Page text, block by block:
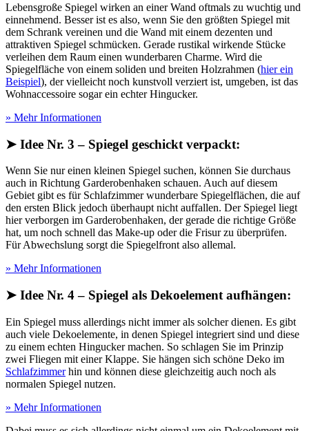
Lebensgroße Spiegel wirken an einer Wand oftmals zu wuchtig und
einnehmend. Besser ist es also, wenn Sie den größten Spiegel mit
dem Schrank vereinen und die Wand mit einem dezenten und
attraktiven Spiegel schmücken. Gerade rustikal wirkende Stücke
verleihen dem Raum einen wunderbaren Charme. Wird die
Spiegelfläche von einem soliden und breiten Holzrahmen (hier ein
Beispiel), der vielleicht noch kunstvoll verziert ist, umgeben, ist das
Wohnaccessoire sogar ein echter Hingucker.
» Mehr Informationen
➤ Idee Nr. 3 – Spiegel geschickt verpackt:
Wenn Sie nur einen kleinen Spiegel suchen, können Sie durchaus
auch in Richtung Garderobenhaken schauen. Auch auf diesem
Gebiet gibt es für Schlafzimmer wunderbare Spiegelflächen, die auf
den ersten Blick jedoch überhaupt nicht auffallen. Der Spiegel liegt
hier verborgen im Garderobenhaken, der gerade die richtige Größe
hat, um noch schnell das Make-up oder die Frisur zu überprüfen.
Für Abwechslung sorgt die Spiegelfront also allemal.
» Mehr Informationen
➤ Idee Nr. 4 – Spiegel als Dekoelement aufhängen:
Ein Spiegel muss allerdings nicht immer als solcher dienen. Es gibt
auch viele Dekoelemente, in denen Spiegel integriert sind und diese
zu einem echten Hingucker machen. So schlagen Sie im Prinzip
zwei Fliegen mit einer Klappe. Sie hängen sich schöne Deko im
Schlafzimmerhin und können diese gleichzeitig auch noch als
normalen Spiegel nutzen.
» Mehr Informationen